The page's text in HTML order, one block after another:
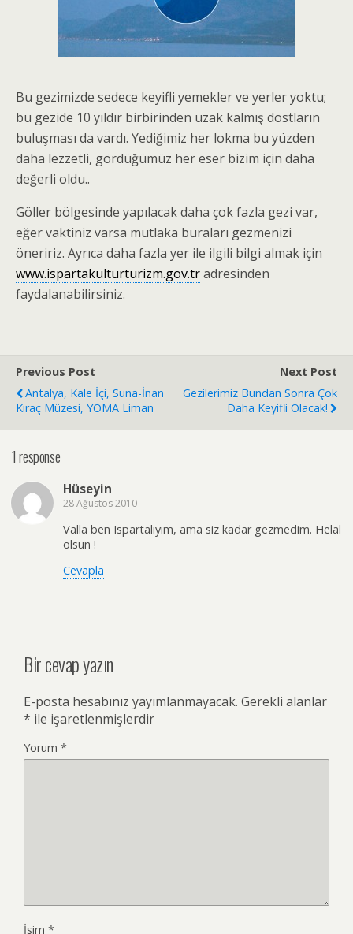
Bu gezimizde sedece keyifli yemekler ve yerler yoktu;
bu gezide 10 yıldır birbirinden uzak kalmış dostların
buluşması da vardı. Yediğimiz her lokma bu yüzden
daha lezzetli, gördüğümüz her eser bizim için daha
değerli oldu..
Göller bölgesinde yapılacak daha çok fazla gezi var,
eğer vaktiniz varsa mutlaka buraları gezmenizi
öneririz. Ayrıca daha fazla yer ile ilgili bilgi almak için
www.ispartakulturturizm.gov.tradresinden
faydalanabilirsiniz.
Previous Post
Antalya, Kale İçi, Suna-İnan
Kıraç Müzesi, YOMA Liman
Next Post
Gezilerimiz Bundan Sonra Çok
Daha Keyifli Olacak!
1 response
Hüseyin
28 Ağustos 2010
Valla ben Ispartalıyım, ama siz kadar gezmedim. Helal
olsun !
Cevapla
Bir cevap yazın
E-posta hesabınız yayımlanmayacak. Gerekli alanlar
* ile işaretlenmişlerdir
Yorum *
İsim *